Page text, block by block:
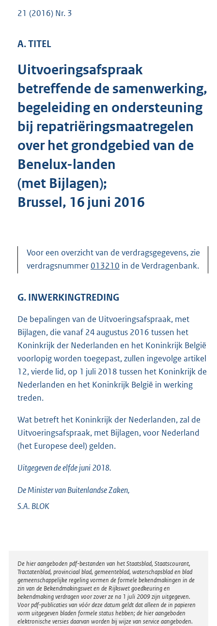
o
t
:
1
K
b
21 (2016) Nr. 3
A. TITEL
Uitvoeringsafspraak
betreffende de samenwerking,
begeleiding en ondersteuning
bij repatriëringsmaatregelen
over het grondgebied van de
Benelux-landen
(met Bijlagen);
Brussel, 16 juni 2016
Voor een overzicht van de verdragsgegevens, zie
verdragsnummer013210 in de Verdragenbank.
G. INWERKINGTREDING
De bepalingen van de Uitvoeringsafspraak, met
Bijlagen, die vanaf 24 augustus 2016 tussen het
Koninkrijk der Nederlanden en het Koninkrijk België
voorlopig worden toegepast, zullen ingevolge artikel
12, vierde lid, op 1 juli 2018 tussen het Koninkrijk de
Nederlanden en het Koninkrijk België in werking
treden.
Wat betreft het Koninkrijk der Nederlanden, zal de
Uitvoeringsafspraak, met Bijlagen, voor Nederland
(het Europese deel) gelden.
Uitgegeven deelfdejuni 2018.
De Minister van Buitenlandse Zaken,
S.A. BLOK
Disclaimer
De hier aangeboden pdf-bestanden van het Staatsblad, Staatscourant,
Tractatenblad, provinciaal blad, gemeenteblad, waterschapsblad en blad
gemeenschappelijke regeling vormen de formele bekendmakingen in de
zin van de Bekendmakingswet en de Rijkswet goedkeuring en
bekendmaking verdragen voor zover ze na 1 juli 2009 zijn uitgegeven.
Voor pdf-publicaties van vóór deze datum geldt dat alleen de in papieren
vorm uitgegeven bladen formele status hebben; de hier aangeboden
elektronische versies daarvan worden bij wijze van service aangeboden.